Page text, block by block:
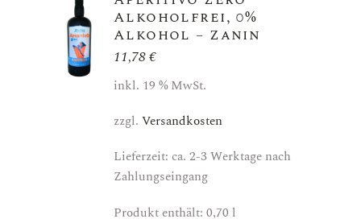
Alkoholfrei, 0%
Alkohol – Zanin
11,78€
inkl. 19 % MwSt.
zzgl. Versandkosten
Lieferzeit: ca. 2-3 Werktage nach
Zahlungseingang
Produkt enthält: 0,70 l